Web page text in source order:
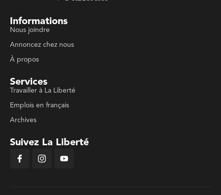
Informations
Nous joindre
Annoncez chez nous
À propos
Services
Travailler à La Liberté
Emplois en français
Archives
Suivez La Liberté